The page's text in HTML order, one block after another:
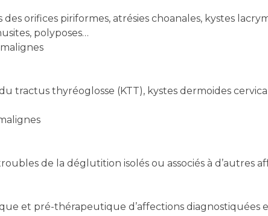
orifices piriformes, atrésies choanales, kystes
polyposes…
tractus thyréoglosse (KTT), kystes dermoides
de la déglutition isolés ou associés à d’autres
et pré-thérapeutique d’affections diagnostiquées